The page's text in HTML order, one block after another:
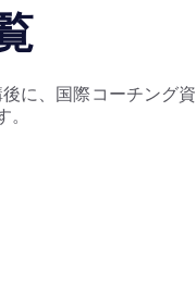
に、国際コーチング資